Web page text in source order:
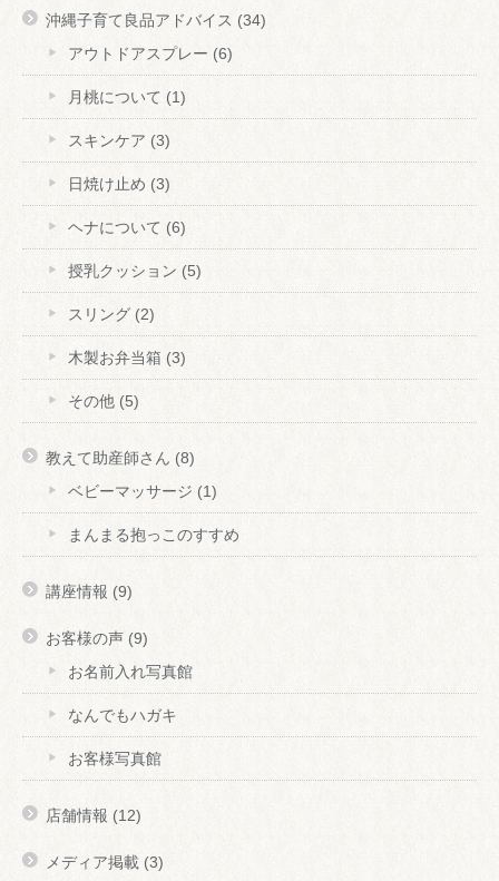
沖縄子育て良品アドバイス (34)
アウトドアスプレー (6)
月桃について (1)
スキンケア (3)
日焼け止め (3)
ヘナについて (6)
授乳クッション (5)
スリング (2)
木製お弁当箱 (3)
その他 (5)
教えて助産師さん (8)
ベビーマッサージ (1)
まんまる抱っこのすすめ
講座情報 (9)
お客様の声 (9)
お名前入れ写真館
なんでもハガキ
お客様写真館
店舗情報 (12)
メディア掲載 (3)